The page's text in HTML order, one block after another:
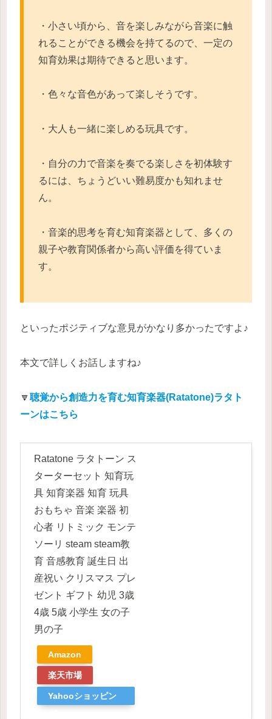
・小さい頃から、音を楽しみながら音楽に触
れることができる機会を持てるので、一定の
知育効果は期待できると思います。
・色々な音色があって楽しそうです。
・大人も一緒に楽しめる玩具です。
・自分の力で音楽を奏でる楽しさを初体験す
るには、ちょうどいい難易度かも知れませ
ん。
・音楽的思考を育む知育楽器として、多くの
親子や教育関係者から高い評価を得ていま
す。
といったポジティブな意見がかなり多かったですよ♪
本文で詳しくお話しますね♪
🔽 聴覚から創造力を育む知育楽器(Ratatone)ラタト
ーンはこちら
Ratatone ラタトーン ス
ターターセット 知育玩
具 知育楽器 知育 玩具
おもちゃ 音楽 楽器 初
心者 リトミック モンテ
ソーリ steam steam教
育 音感教育 誕生日 出
産祝い クリスマス プレ
ゼント ギフト 幼児 3歳
4歳 5歳 小学生 女の子
男の子
Amazon
楽天市場
Yahooショッピン